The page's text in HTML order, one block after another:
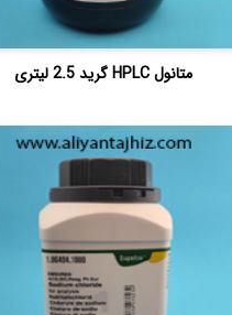
متانول HPLC گرید 2.5 لیتری